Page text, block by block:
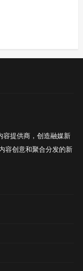
容提供商，创造融媒新
容创意和聚合分发的新